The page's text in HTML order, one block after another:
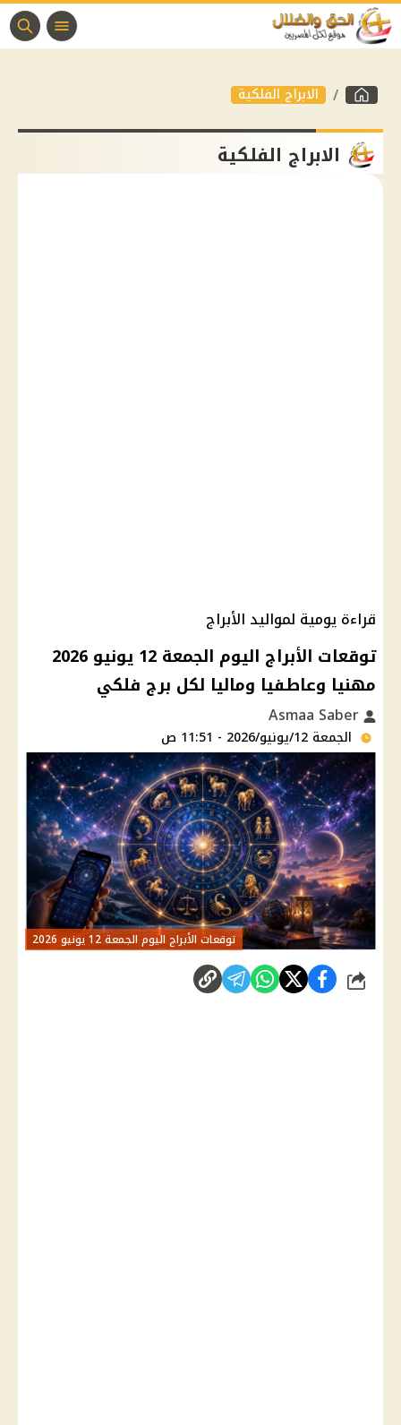
الابراج الفلكية
الابراج الفلكية
قراءة يومية لمواليد الأبراج
توقعات الأبراج اليوم الجمعة 12 يونيو 2026
مهنيا وعاطفيا وماليا لكل برج فلكي
الجمعة 12/يونيو/2026 - 11:51 ص
توقعات الأبراج اليوم الجمعة 12 يونيو 2026
شارك